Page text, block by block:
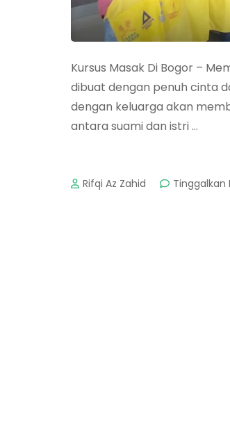
Kursus Masak Di Bogor –
dibuat dengan penuh cinta
dengan keluarga akan
antara suami dan istri …
Rifqi Az Zahid